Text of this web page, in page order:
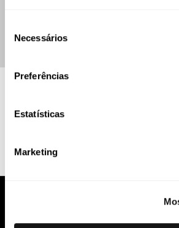
Necessários
Preferências
Estatísticas
Marketing
Tiago
Abreu Advogados
Mantenha-se